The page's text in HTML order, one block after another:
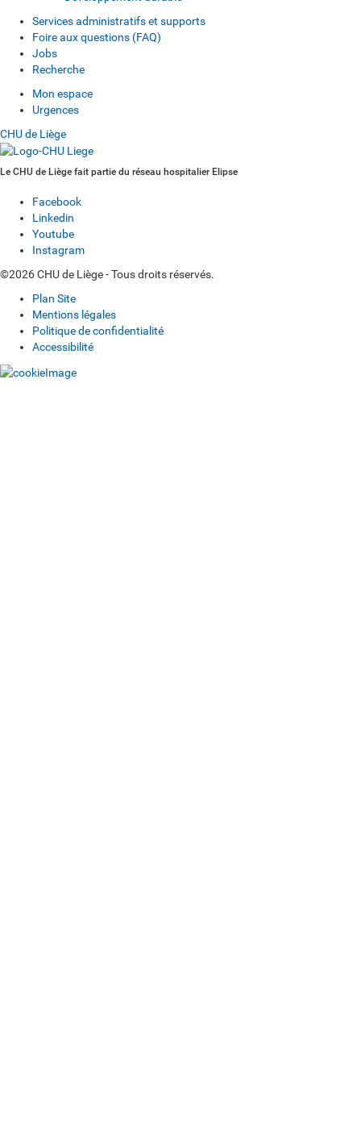
Services administratifs et supports
Foire aux questions (FAQ)
Jobs
Recherche
Mon espace
Urgences
CHU de Liège
Le CHU de Liège fait partie du réseau hospitalier Elipse
Facebook
Linkedin
Youtube
Instagram
©2026 CHU de Liège - Tous droits réservés.
Plan Site
Mentions légales
Politique de confidentialité
Accessibilité